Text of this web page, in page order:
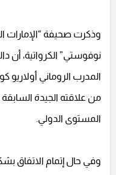
وذكرت صحيفة “الإمارات
نوفوستي” الكرواتية، أن
المدرب الروماني أولاريو
من علاقته الجيدة السابقة
المستوى الدولي.
وفي حال إتمام الاتفاق